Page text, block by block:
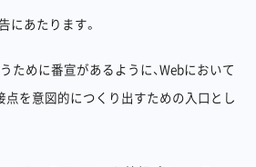
にあたります。
ために番宣があるように、Webにおいて
点を意図的につくり出すための入口とし